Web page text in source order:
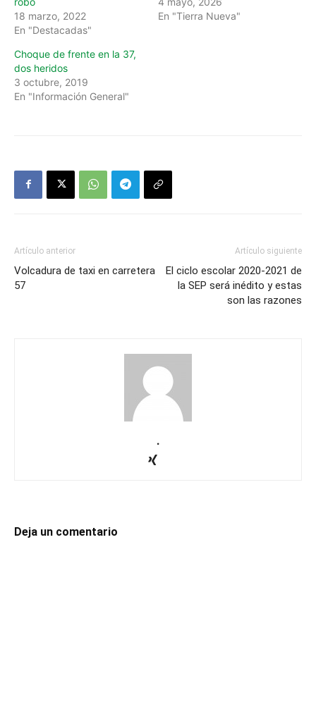
18 marzo, 2022
En "Destacadas"
En "Tierra Nueva"
Choque de frente en la 37,
dos heridos
3 octubre, 2019
En "Información General"
Artículo anterior
Volcadura de taxi en carretera
57
Artículo siguiente
El ciclo escolar 2020-2021 de
la SEP será inédito y estas
son las razones
.
Deja un comentario